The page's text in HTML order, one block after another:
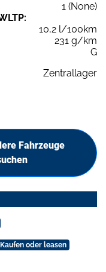
1 (None)
10,2 l/100km
231 g/km
G
Zentrallager
Fahrzeuge
oder leasen